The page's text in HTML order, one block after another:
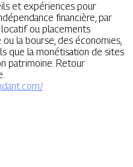
et expériences pour
financière, par
ou placements
la bourse, des économies,
que la monétisation de sites
patrimoine. Retour